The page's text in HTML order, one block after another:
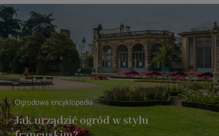
Ogrodowa encyklopedia
Jak urządzić ogród w stylu